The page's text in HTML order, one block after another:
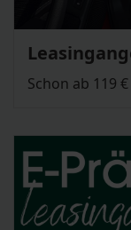
Schon ab 119